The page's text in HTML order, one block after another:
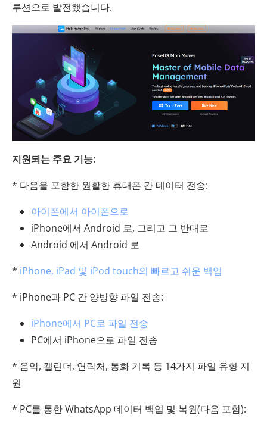
루션으로 발전했습니다.
지원되는 주요 기능:
* 다음을 포함한 원활한 휴대폰 간 데이터 전송:
아이폰에서 아이폰으로
iPhone에서 Android 로, 그리고 그 반대로
Android 에서 Android 로
* iPhone, iPad 및 iPod touch의 빠르고 쉬운 백업
* iPhone과 PC 간 양방향 파일 전송:
iPhone에서 PC로 파일 전송
PC에서 iPhone으로 파일 전송
* 음악, 캘린더, 연락처, 통화 기록 등 14가지 파일 유형 지
원
* PC를 통한 WhatsApp 데이터 백업 및 복원(다음 포함):